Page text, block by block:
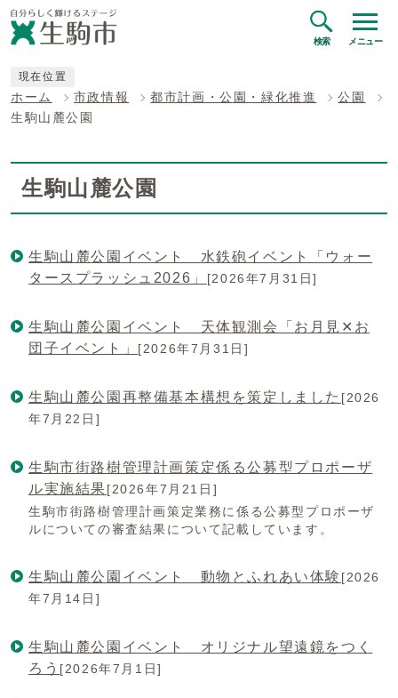
検索 メニュー
現在位置
ホーム 市政情報 都市計画・公園・緑化推進
公園
生駒山麓公園
生駒山麓公園
生駒山麓公園イベント 水鉄砲イベント「ウォー
タースプラッシュ2026」
[2026年7月31日]
生駒山麓公園イベント 天体観測会「お月見✕お
団子イベント」 [2026年7月31日]
生駒山麓公園再整備基本構想を策定しました [2026
年7月22日]
生駒市街路樹管理計画策定係る公募型プロポーザ
ル実施結果[2026年7月21日]
生駒市街路樹管理計画策定業務に係る公募型プロポーザ
ルについての審査結果について記載しています。
生駒山麓公園イベント 動物とふれあい体験 [2026
年7月14日]
生駒山麓公園イベント オリジナル望遠鏡をつく
ろう [2026年7月1日]